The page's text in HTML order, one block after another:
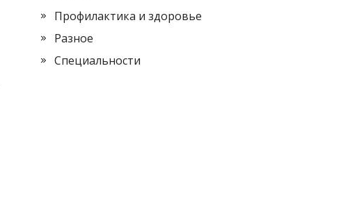
Профилактика и здоровье
Разное
Специальности